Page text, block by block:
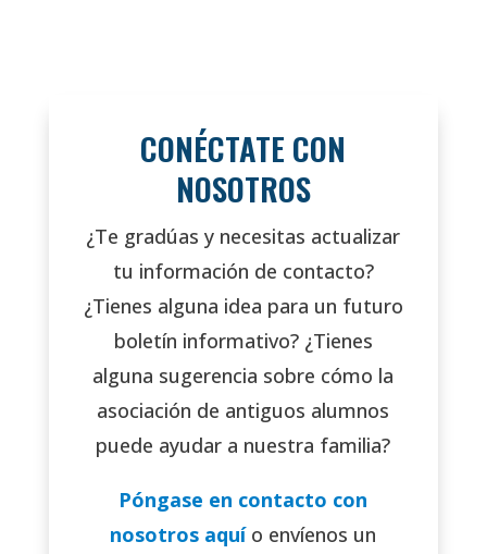
CONÉCTATE CON
NOSOTROS
¿Te gradúas y necesitas actualizar
tu información de contacto?
¿Tienes alguna idea para un futuro
boletín informativo? ¿Tienes
alguna sugerencia sobre cómo la
asociación de antiguos alumnos
puede ayudar a nuestra familia?
Póngase en contacto con
nosotros aquío envíenos un